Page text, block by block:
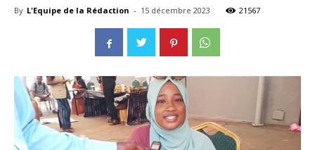
By L'Equipe de la Rédaction - 15 décembre 2023 21567